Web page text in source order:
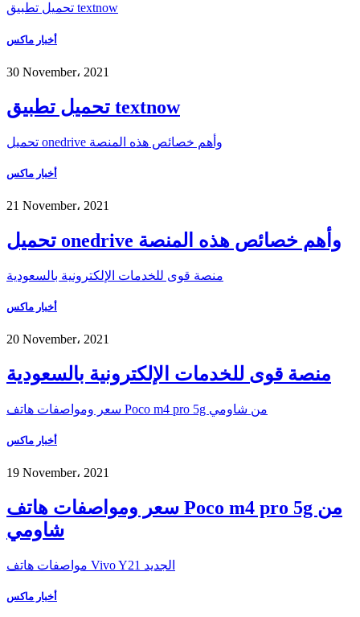
تحميل تطبيق textnow
أخبار ماكس
30 November، 2021
تحميل تطبيق textnow
تحميل onedrive وأهم خصائص هذه المنصة
أخبار ماكس
21 November، 2021
تحميل onedrive وأهم خصائص هذه المنصة
منصة قوى للخدمات الإلكترونية بالسعودية
أخبار ماكس
20 November، 2021
منصة قوى للخدمات الإلكترونية بالسعودية
سعر ومواصفات هاتف Poco m4 pro 5g من شاومي
أخبار ماكس
19 November، 2021
سعر ومواصفات هاتف Poco m4 pro 5g من
شاومي
مواصفات هاتف Vivo Y21 الجديد
أخبار ماكس